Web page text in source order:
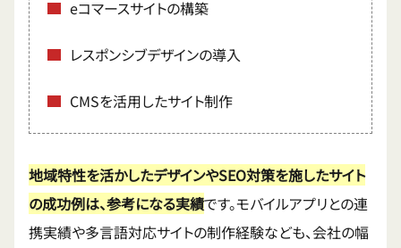
eコマースサイトの構築
レスポンシブデザインの導入
CMSを活用したサイト制作
地域特性を活かしたデザインやSEO対策を施したサイト
の成功例は、参考になる実績です。モバイルアプリとの連
携実績や多言語対応サイトの制作経験なども、会社の幅